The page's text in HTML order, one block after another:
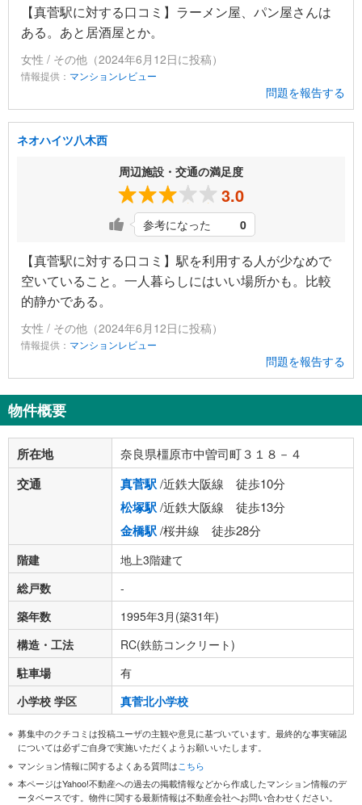
【真菅駅に対する口コミ】ラーメン屋、パン屋さんは
ある。あと居酒屋とか。
女性 / その他（2024年6月12日に投稿）
情報提供： マンションレビュー
問題を報告する
ネオハイツ八木西
周辺施設・交通の満足度
3.0
参考になった 0
【真菅駅に対する口コミ】駅を利用する人が少なめで
空いていること。一人暮らしにはいい場所かも。比較
的静かである。
女性 / その他（2024年6月12日に投稿）
情報提供： マンションレビュー
問題を報告する
物件概要
所在地 奈良県橿原市中曽司町３１８－４
交通 真菅駅/近鉄大阪線 徒歩10分
松塚駅/近鉄大阪線 徒歩13分
金橋駅/桜井線 徒歩28分
階建
地上3階建て
総戸数
-
築年数
1995年3月(築31年)
構造・工法
RC(鉄筋コンクリート)
駐車場
有
小学校 学区
真菅北小学校
募集中のクチコミは投稿ユーザの主観や意見に基づいています。最終的な事実確認
については必ずご自身で実施いただくようお願いいたします。
マンション情報に関するよくある質問はこちら
本ページはYahoo!不動産への過去の掲載情報などから作成したマンション情報のデ
ータベースです。物件に関する最新情報は不動産会社へお問い合わせください。